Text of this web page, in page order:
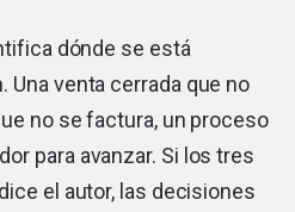
dónde se está
Una venta cerrada que no
no se factura, un proceso
para avanzar. Si los tres
el autor, las decisiones